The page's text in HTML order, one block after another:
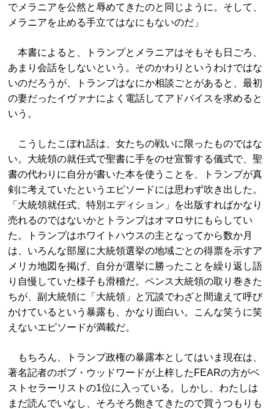
でメラニアを公然と辱めてきたのと同じように。そして、
メラニアを止める手立てはなにもないのだ」
本書によると、トランプとメラニアはそもそも日ごろ、
あまり会話をしないという。そのかわりというわけではな
いのだろうが、トランプはなにか相談ごとがあると、最初
の妻だったイヴァナによく電話してアドバイスを求めると
いう。
こうしたこぼれ話は、女たちの戦いに限ったものではな
い。大統領の就任式で聖書に手をのせ宣誓する儀式で、聖
書の代わりに自分が書いた本を使うことを、トランプが真
剣に考えていたというエピソードには思わず吹き出した。
「大統領就任式、特別エディション」を出版すればかなり
売れるのではないかとトランプはオマロサにもらしてい
た。トランプはホワイトハウスの主となってから数か月
は、いろんな部屋に大統領選挙の地域ごとの得票を示すア
メリカ地図を掲げ、自分が選挙に勝ったことを繰り返し語
り自慢していた様子も滑稽だ。ペンス大統領の取り巻きた
ちが、副大統領に「大統領」と冗談でわざと間違えて呼び
かけているという暴露も、かなり面白い。こんな笑うに笑
えないエピソードが満載だ。
もちろん、トランプ政権の暴露本としてはいま現在は、
著名記者のボブ・ウッドワードが上梓したFEARの方がベ
ストセラーリストの1位に入っている。しかし、わたしは
まだ読んでいなし、そろそろ飽きてきたので買うつもりも